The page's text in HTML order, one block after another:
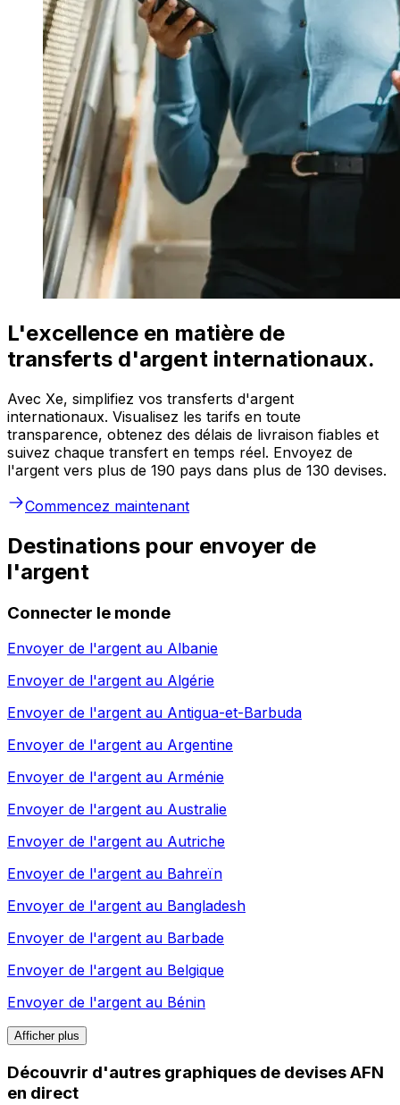
L'excellence en matière de
transferts d'argent internationaux.
Avec Xe, simplifiez vos transferts d'argent
internationaux. Visualisez les tarifs en toute
transparence, obtenez des délais de livraison fiables et
suivez chaque transfert en temps réel. Envoyez de
l'argent vers plus de 190 pays dans plus de 130 devises.
Commencez maintenant
Destinations pour envoyer de
l'argent
Connecter le monde
Envoyer de l'argent au Albanie
Envoyer de l'argent au Algérie
Envoyer de l'argent au Antigua-et-Barbuda
Envoyer de l'argent au Argentine
Envoyer de l'argent au Arménie
Envoyer de l'argent au Australie
Envoyer de l'argent au Autriche
Envoyer de l'argent au Bahreïn
Envoyer de l'argent au Bangladesh
Envoyer de l'argent au Barbade
Envoyer de l'argent au Belgique
Envoyer de l'argent au Bénin
Afficher plus
Découvrir d'autres graphiques de devises AFN
en direct